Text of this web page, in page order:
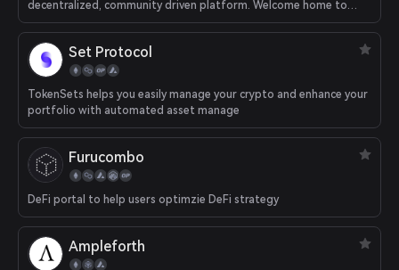
decentralized, community driven platform. Welcome home to
DeFi.
Set Protocol
TokenSets helps you easily manage your crypto and enhance your
portfolio with automated asset manage
Furucombo
DeFi portal to help users optimzie DeFi strategy
Ampleforth